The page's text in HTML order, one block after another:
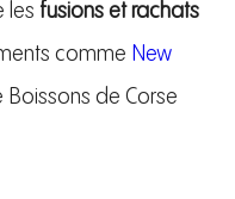
les fusions et rachats
comme New
Boissons de Corse